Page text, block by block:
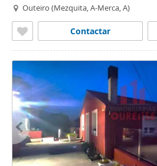
Outeiro (Mezquita, A-Merca, A)
Contactar